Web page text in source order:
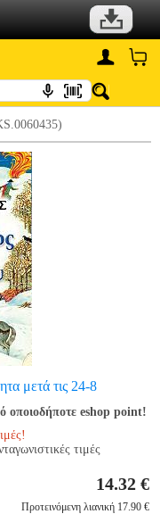
μετά τις 24-8
οποιοδήποτε eshop point!
τιμές
14.32 €
Προτεινόμενη λιανική 17.90 €